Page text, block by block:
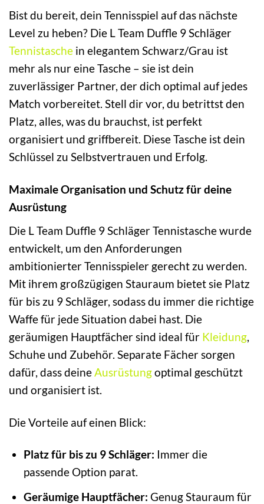
Bist du bereit, dein Tennisspiel auf das nächste
Level zu heben? Die L Team Duffle 9 Schläger
Tennistasche in elegantem Schwarz/Grau ist
mehr als nur eine Tasche – sie ist dein
zuverlässiger Partner, der dich optimal auf jedes
Match vorbereitet. Stell dir vor, du betrittst den
Platz, alles, was du brauchst, ist perfekt
organisiert und griffbereit. Diese Tasche ist dein
Schlüssel zu Selbstvertrauen und Erfolg.
Maximale Organisation und Schutz für deine
Ausrüstung
Die L Team Duffle 9 Schläger Tennistasche wurde
entwickelt, um den Anforderungen
ambitionierter Tennisspieler gerecht zu werden.
Mit ihrem großzügigen Stauraum bietet sie Platz
für bis zu 9 Schläger, sodass du immer die richtige
Waffe für jede Situation dabei hast. Die
geräumigen Hauptfächer sind ideal für Kleidung
Schuhe und Zubehör. Separate Fächer sorgen
dafür, dass deine Ausrüstungoptimal geschützt
und organisiert ist.
Die Vorteile auf einen Blick:
Platz für bis zu 9 Schläger: Immer die
passende Option parat.
Geräumige Hauptfächer: Genug Stauraum für